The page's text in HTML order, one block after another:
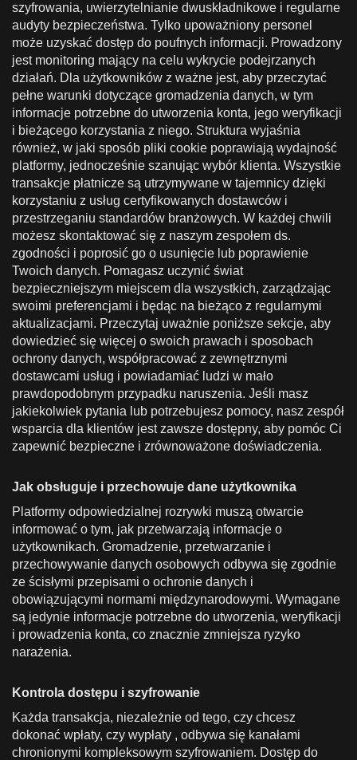
szyfrowania, uwierzytelnianie dwuskładnikowe i regularne
audyty bezpieczeństwa. Tylko upoważniony personel
może uzyskać dostęp do poufnych informacji. Prowadzony
jest monitoring mający na celu wykrycie podejrzanych
działań. Dla użytkowników z ważne jest, aby przeczytać
pełne warunki dotyczące gromadzenia danych, w tym
informacje potrzebne do utworzenia konta, jego weryfikacji
i bieżącego korzystania z niego. Struktura wyjaśnia
również, w jaki sposób pliki cookie poprawiają wydajność
platformy, jednocześnie szanując wybór klienta. Wszystkie
transakcje płatnicze są utrzymywane w tajemnicy dzięki
korzystaniu z usług certyfikowanych dostawców i
przestrzeganiu standardów branżowych. W każdej chwili
możesz skontaktować się z naszym zespołem ds.
zgodności i poprosić go o usunięcie lub poprawienie
Twoich danych. Pomagasz uczynić świat
bezpieczniejszym miejscem dla wszystkich, zarządzając
swoimi preferencjami i będąc na bieżąco z regularnymi
aktualizacjami. Przeczytaj uważnie poniższe sekcje, aby
dowiedzieć się więcej o swoich prawach i sposobach
ochrony danych, współpracować z zewnętrznymi
dostawcami usług i powiadamiać ludzi w mało
prawdopodobnym przypadku naruszenia. Jeśli masz
jakiekolwiek pytania lub potrzebujesz pomocy, nasz zespół
wsparcia dla klientów jest zawsze dostępny, aby pomóc Ci
zapewnić bezpieczne i zrównoważone doświadczenia.
Jak obsługuje i przechowuje dane użytkownika
Platformy odpowiedzialnej rozrywki muszą otwarcie
informować o tym, jak przetwarzają informacje o
użytkownikach. Gromadzenie, przetwarzanie i
przechowywanie danych osobowych odbywa się zgodnie
ze ścisłymi przepisami o ochronie danych i
obowiązującymi normami międzynarodowymi. Wymagane
są jedynie informacje potrzebne do utworzenia, weryfikacji
i prowadzenia konta, co znacznie zmniejsza ryzyko
narażenia.
Kontrola dostępu i szyfrowanie
Każda transakcja, niezależnie od tego, czy chcesz
dokonać wpłaty, czy wypłaty , odbywa się kanałami
chronionymi kompleksowym szyfrowaniem. Dostęp do